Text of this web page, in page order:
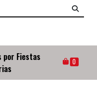
por Fiestas
0